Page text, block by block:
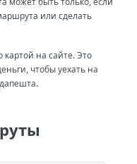
или сделать
картой на сайте. Это
чтобы уехать на